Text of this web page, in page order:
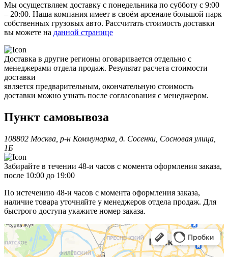
Мы осуществляем доставку с понедельника по субботу с 9:00
– 20:00. Наша компания имеет в своём арсенале большой парк
собственных грузовых авто. Рассчитать стоимость доставки
вы можете на данной странице
Доставка в другие регионы оговаривается отдельно с
менеджерами отдела продаж. Результат расчета стоимости
доставки
является предварительным, окончательную стоимость
доставки можно узнать после согласования с менеджером.
Пункт самовывоза
108802 Москва, р-н Коммунарка, д. Сосенки, Сосновая улица,
1Б
Забирайте в течении 48-и часов с момента оформления заказа,
после 10:00 до 19:00
По истечению 48-и часов с момента оформления заказа,
наличие товара уточняйте у менеджеров отдела продаж. Для
быстрого доступа укажите номер заказа.